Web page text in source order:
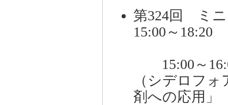
第324回 ミ
15:00～
15:00～
（シデロフ
剤への応用」